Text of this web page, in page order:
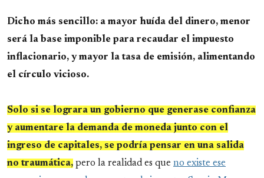
Dicho más sencillo: a mayor huída del dinero, menor
será la base imponible para recaudar el impuesto
inflacionario, y mayor la tasa de emisión, alimentando
el círculo vicioso.
Solo si se lograra un gobierno que generase confianza
y aumentare la demanda de moneda junto con el
ingreso de capitales, se podría pensar en una salida
no traumática, pero la realidad es que no existe ese